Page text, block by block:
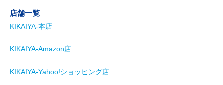
店舗一覧
KIKAIYA-本店
KIKAIYA-Amazon店
KIKAIYA-Yahoo!ショッピング店